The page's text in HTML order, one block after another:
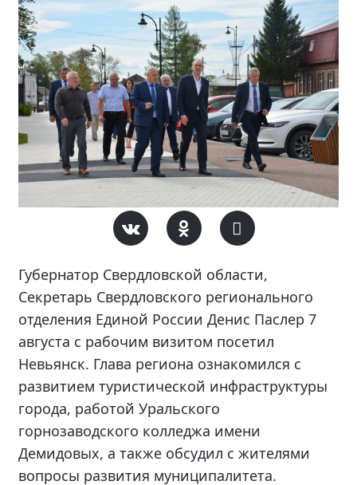
Губернатор Свердловской области,
Секретарь Свердловского регионального
отделения Единой России Денис Паслер 7
августа с рабочим визитом посетил
Невьянск. Глава региона ознакомился с
развитием туристической инфраструктуры
города, работой Уральского
горнозаводского колледжа имени
Демидовых, а также обсудил с жителями
вопросы развития муниципалитета.